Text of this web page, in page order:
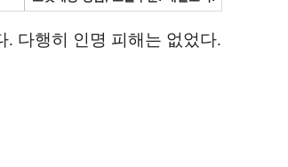
. 다행히 인명 피해는 없었다.